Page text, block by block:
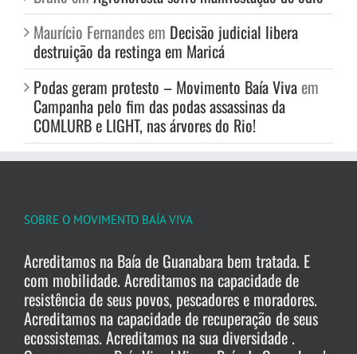
Maurício Fernandes em Decisão judicial libera
destruição da restinga em Maricá
Podas geram protesto – Movimento Baía Viva em
Campanha pelo fim das podas assassinas da
COMLURB e LIGHT, nas árvores do Rio!
SOBRE O MOVIMENTO BAÍA VIVA
Acreditamos na Baía de Guanabara bem tratada. E
com mobilidade. Acreditamos na capacidade de
resistência de seus povos, pescadores e moradores.
Acreditamos na capacidade de recuperação de seus
ecossistemas. Acreditamos na sua diversidade .